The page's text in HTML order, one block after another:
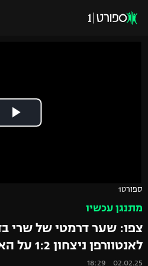
ליגיונרים
גביע המדינה
ליגה אירופית
כדורסל ישראלי
ליגה לאומית
כדורסל עולמי
NBA
ספורט1
מתנגן עכשיו
לאנטוורפן ניצחון 1:2 על האלופה קלאב ברוז'
02.02.25 18:29